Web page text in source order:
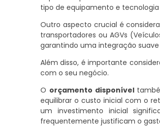
tipo de equipamento e
Outro aspecto crucial é
transportadores ou AGVs
garantindo uma integração
Além disso, é importante
com o seu negócio.
O orçamento disponível
equilibrar o custo inicial com o
um investimento inicial
frequentemente justificam o